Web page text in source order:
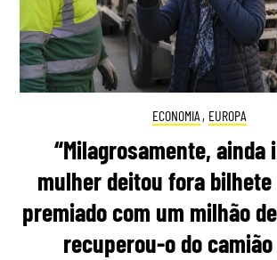
ECONOMIA , EUROPA
“Milagrosamente, ainda
mulher deitou fora
premiado com um milhão
recuperou-o do